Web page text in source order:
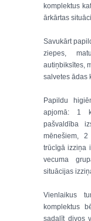
komplektus
ārkārtas
Savukārt
ziepes,
autiņbiksītes,
salvetes ādas
Papildu
apjomā: 1
pašvaldība
mēnešiem,
trūcīgā izziņa
vecuma
situācijas
Vienlaikus
komplektus
sadalīt divos